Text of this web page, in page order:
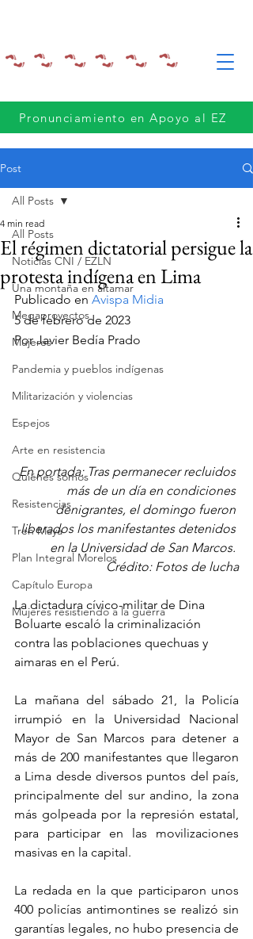
Pronunciamiento en Apoyo al EZ
Post
All Posts
Noticias CNI / EZLN
Una montaña en altamar
Megaproyectos
Mujeres
Pandemia y pueblos indígenas
Militarización y violencias
Espejos
Arte en resistencia
Quiénes somos
Resistencias
Tren Maya
Plan Integral Morelos
Capítulo Europa
Mujeres resistiendo a la guerra
All Posts
El régimen dictatorial persigue la
protesta indígena en Lima
4 min read
Publicado en Avispa Midia
5 de febrero de 2023
Por Javier Bedía Prado
En portada: Tras permanecer recluidos
más de un día en condiciones
denigrantes, el domingo fueron
liberados los manifestantes detenidos
en la Universidad de San Marcos.
Crédito: Fotos de lucha
La dictadura cívico-militar de Dina
Boluarte escaló la criminalización
contra las poblaciones quechuas y
aimaras en el Perú.
La mañana del sábado 21, la Policía
irrumpió en la Universidad Nacional
Mayor de San Marcos para detener a
más de 200 manifestantes que llegaron
a Lima desde diversos puntos del país,
principalmente del sur andino, la zona
más golpeada por la represión estatal,
para participar en las movilizaciones
masivas en la capital.
La redada en la que participaron unos
400 policías antimontines se realizó sin
garantías legales, no hubo presencia de